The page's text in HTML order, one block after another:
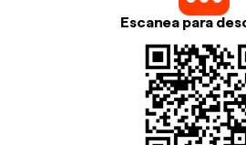
Escanea para